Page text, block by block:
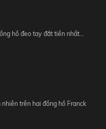
hồ đeo tay đắt tiền nhất…
nhiên trên hai đồng hồ Franck